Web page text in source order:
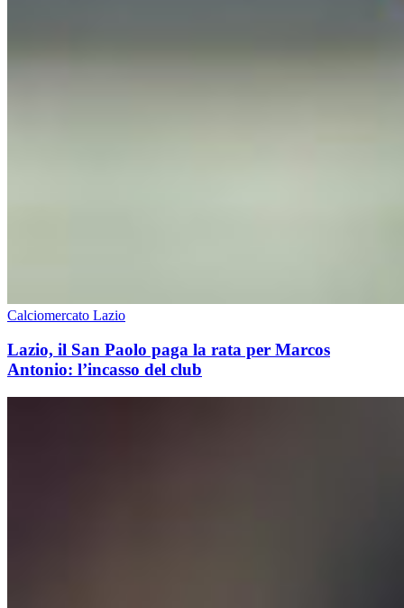
Calciomercato Lazio
Lazio, il San Paolo paga la rata per Marcos
Antonio: l’incasso del club